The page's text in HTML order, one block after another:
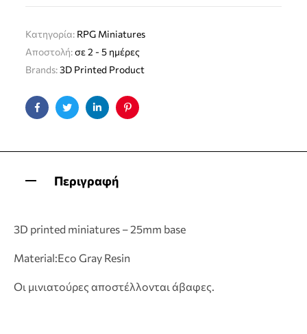
Κατηγορία: RPG Miniatures
Αποστολή:σε 2 - 5 ημέρες
Brands:3D Printed Product
FacebookTwitterLinkedinPinterest
Περιγραφή
3D printed miniatures – 25mm base
Material:Eco Gray Resin
Οι μινιατούρες αποστέλλονται άβαφες.